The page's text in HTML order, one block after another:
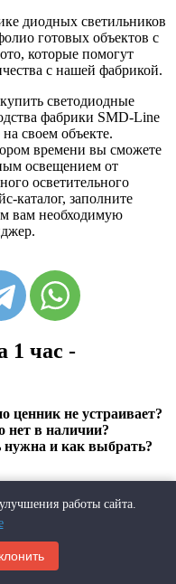
диодных светильников
готовых объектов с
которые помогут
с нашей фабрикой.
светодиодные
фабрики SMD-Line
своем объекте.
времени вы сможете
освещением от
осветительного
каталог, заполните
вам необходимую
1 час -
ценник не устраивает?
нет в наличии?
нужна и как выбрать?
ваших пожеланий и
работы сайта.